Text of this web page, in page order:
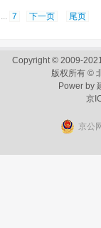
... 7 下一页 尾页
Copyright © 2009-
版权所有 ©
Power by
京
京公